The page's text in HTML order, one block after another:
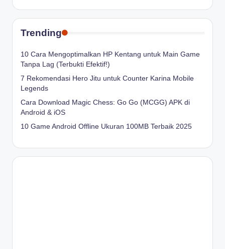
Trending
10 Cara Mengoptimalkan HP Kentang untuk Main Game
Tanpa Lag (Terbukti Efektif!)
7 Rekomendasi Hero Jitu untuk Counter Karina Mobile
Legends
Cara Download Magic Chess: Go Go (MCGG) APK di
Android & iOS
10 Game Android Offline Ukuran 100MB Terbaik 2025